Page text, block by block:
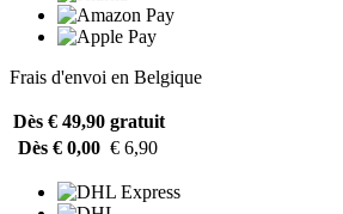
Frais d'envoi en Belgique
Dès € 49,90 gratuit
Dès € 0,00 € 6,90